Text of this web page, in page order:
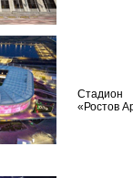
Стадион
«Ростов